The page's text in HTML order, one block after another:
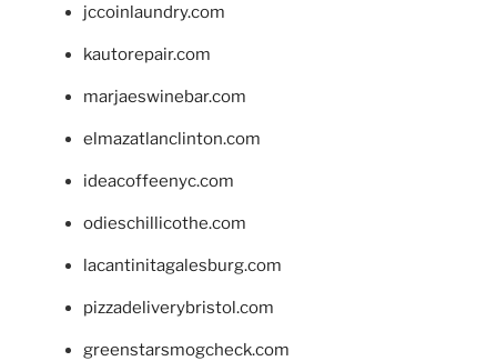
jccoinlaundry.com
kautorepair.com
marjaeswinebar.com
elmazatlanclinton.com
ideacoffeenyc.com
odieschillicothe.com
lacantinitagalesburg.com
pizzadeliverybristol.com
greenstarsmogcheck.com